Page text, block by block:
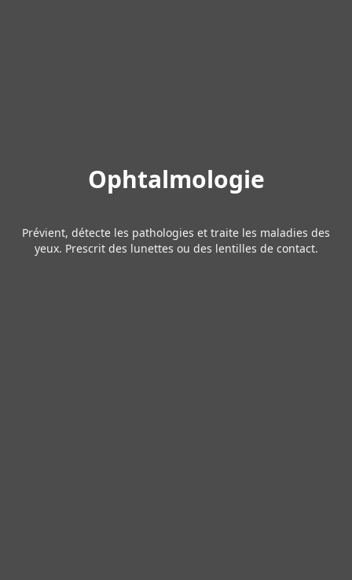
Ophtalmologie
Prévient, détecte les pathologies et traite les maladies des
yeux. Prescrit des lunettes ou des lentilles de contact.